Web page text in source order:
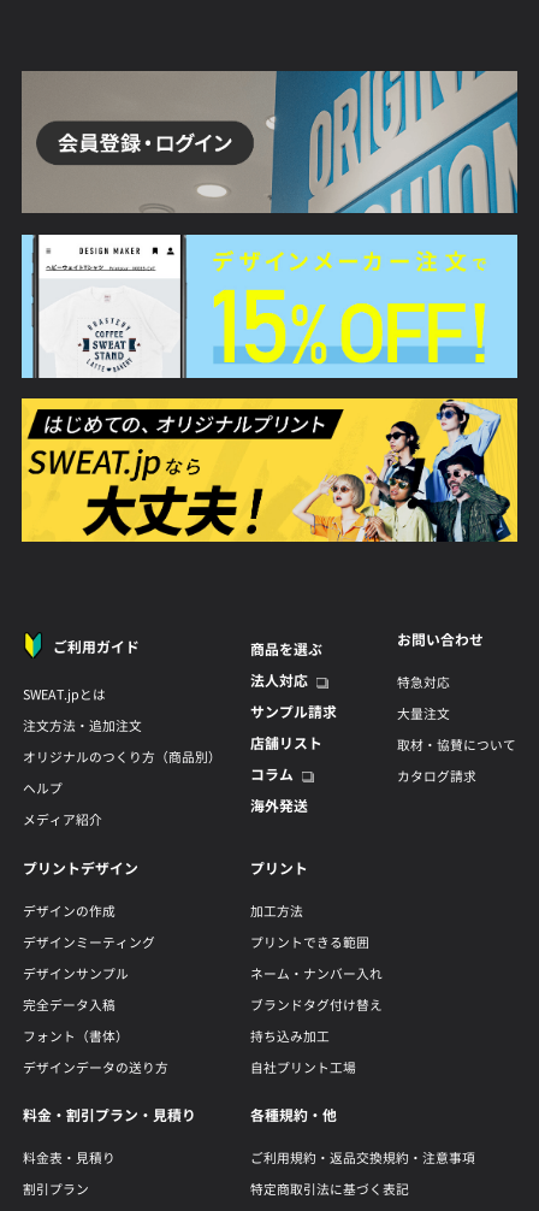
ご利用ガイド
SWEAT.jpとは
注文方法・追加注文
オリジナルのつくり方（商品別）
ヘルプ
メディア紹介
商品を選ぶ
法人対応
サンプル請求
店舗リスト
コラム
海外発送
お問い合わせ
特急対応
大量注文
取材・協賛について
カタログ請求
プリントデザイン
デザインの作成
デザインミーティング
デザインサンプル
完全データ入稿
フォント（書体）
デザインデータの送り方
プリント
加工方法
プリントできる範囲
ネーム・ナンバー入れ
ブランドタグ付け替え
持ち込み加工
自社プリント工場
料金・割引プラン・見積り
料金表・見積り
割引プラン
各種規約・他
ご利用規約・返品交換規約・注意事項
特定商取引法に基づく表記